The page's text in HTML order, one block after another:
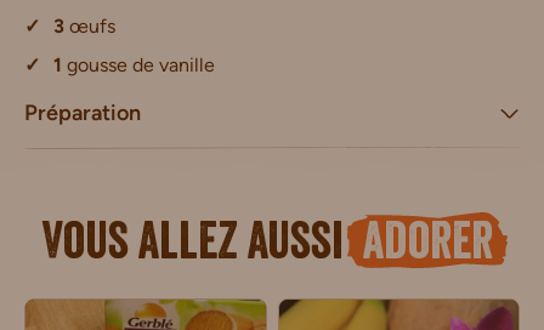
3 œufs
1 gousse de vanille
Préparation
Vous allez aussiadorer